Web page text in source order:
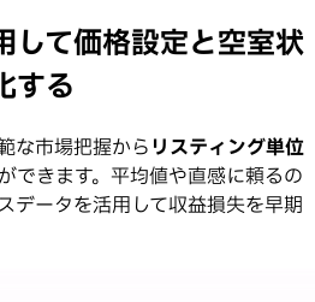
して価格設定と空室状
する
な市場把握から リスティング単位
できます。平均値や直感に頼るの
データを活用して収益損失を早期